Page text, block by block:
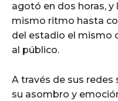
agotó en dos horas, y
mismo ritmo hasta
del estadio el mismo
al público.
A través de sus redes
su asombro y